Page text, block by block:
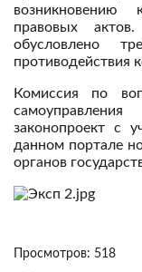
возникновению
правовых
обусловлено
противодействия
Комиссия по
законопроект с
данном портале
органов
Просмотров: 518